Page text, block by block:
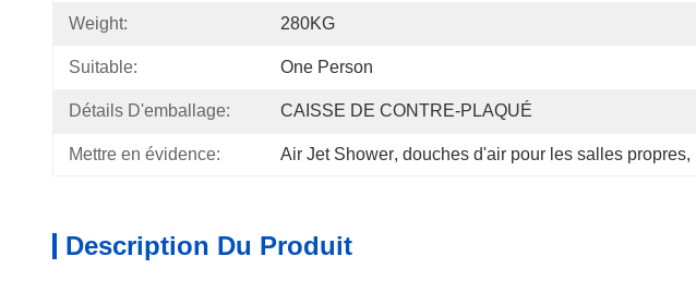
Weight: 280KG
Suitable: One Person
Détails D'emballage: CAISSE DE CONTRE-PLAQUÉ
Mettre en évidence: Air Jet Shower, douches d'air pour les salles propres,
Description Du Produit